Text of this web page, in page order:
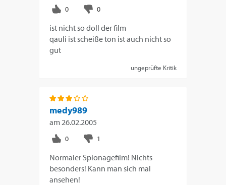
ist nicht so doll der film
qauli ist scheiße ton ist auch nicht so
gut
ungeprüfte Kritik
medy989
am 26.02.2005
Normaler Spionagefilm! Nichts
besonders! Kann man sich mal
ansehen!